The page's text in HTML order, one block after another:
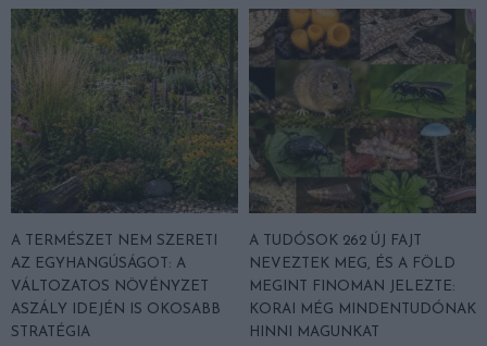
A TERMÉSZET NEM SZERETI
AZ EGYHANGÚSÁGOT: A
VÁLTOZATOS NÖVÉNYZET
ASZÁLY IDEJÉN IS OKOSABB
STRATÉGIA
A TUDÓSOK 262 ÚJ FAJT
NEVEZTEK MEG, ÉS A FÖLD
MEGINT FINOMAN JELEZTE:
KORAI MÉG MINDENTUDÓNAK
HINNI MAGUNKAT